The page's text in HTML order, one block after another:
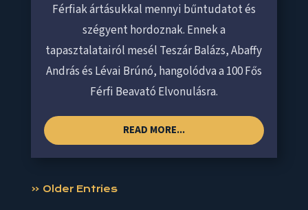
Férfiak ártásukkal mennyi bűntudatot és
szégyent hordoznak. Ennek a
tapasztalatairól mesél Teszár Balázs, Abaffy
András és Lévai Brúnó, hangolódva a 100 Fős
Férfi Beavató Elvonulásra.
READ MORE...
« Older Entries